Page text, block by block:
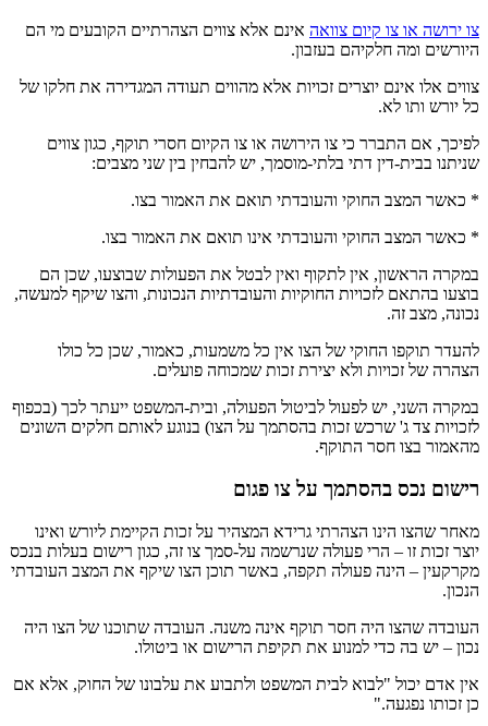
צו ירושה או צו קיום צוואה אינם אלא צווים הצהרתיים הקובעים מי הם
היורשים ומה חלקיהם בעזבון.
צווים אלו אינם יוצרים זכויות אלא מהווים תעודה המגדירה את חלקו של
כל יורש ותו לא.
לפיכך, אם התברר כי צו הירושה או צו הקיום חסרי תוקף, כגון צווים
שניתנו בבית-דין דתי בלתי-מוסמך, יש להבחין בין שני מצבים:
* כאשר המצב החוקי והעובדתי תואם את האמור בצו.
* כאשר המצב החוקי והעובדתי אינו תואם את האמור בצו.
במקרה הראשון, אין לתקוף ואין לבטל את הפעולות שבוצעו, שכן הם
בוצעו בהתאם לזכויות החוקיות והעובדתיות הנכונות, והצו שיקף למעשה,
נכונה, מצב זה.
להעדר תוקפו החוקי של הצו אין כל משמעות, כאמור, שכן כל כולו
הצהרה של זכויות ולא יצירת זכות שמכוחה פועלים.
במקרה השני, יש לפעול לביטול הפעולה, ובית-המשפט ייעתר לכך (בכפוף
לזכויות צד ג' שרכש זכות בהסתמך על הצו) בנוגע לאותם חלקים השונים
מהאמור בצו חסר התוקף.
רישום נכס בהסתמך על צו פגום
מאחר שהצו הינו הצהרתי גרידא המצהיר על זכות הקיימת ליורש ואינו
יוצר זכות זו – הרי פעולה שנרשמה על-סמך צו זה, כגון רישום בעלות בנכס
מקרקעין – הינה פעולה תקפה, באשר תוכן הצו שיקף את המצב העובדתי
הנכון.
העובדה שהצו היה חסר תוקף אינה משנה. העובדה שתוכנו של הצו היה
נכון – יש בה כדי למנוע את תקיפת הרישום או ביטולו.
אין אדם יכול "לבוא לבית המשפט ולתבוע את עלבונו של החוק, אלא אם
כן זכותו נפגעה."